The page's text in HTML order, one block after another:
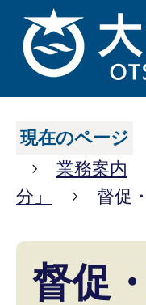
現在のページ
業務案内
分」
督促
督促